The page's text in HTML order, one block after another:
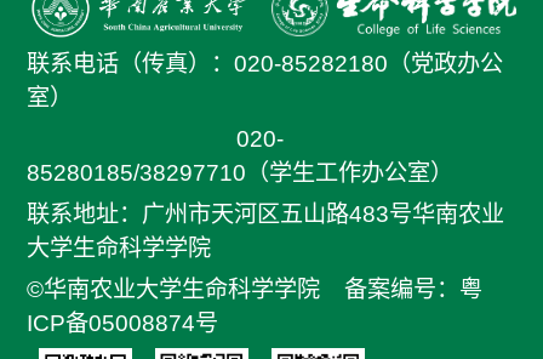
联系电话（传真）：020-85282180（党政办公
室）
020-
85280185/38297710（学生工作办公室）
联系地址：广州市天河区五山路483号华南农业
大学生命科学学院
©华南农业大学生命科学学院备案编号：粤
ICP备05008874号